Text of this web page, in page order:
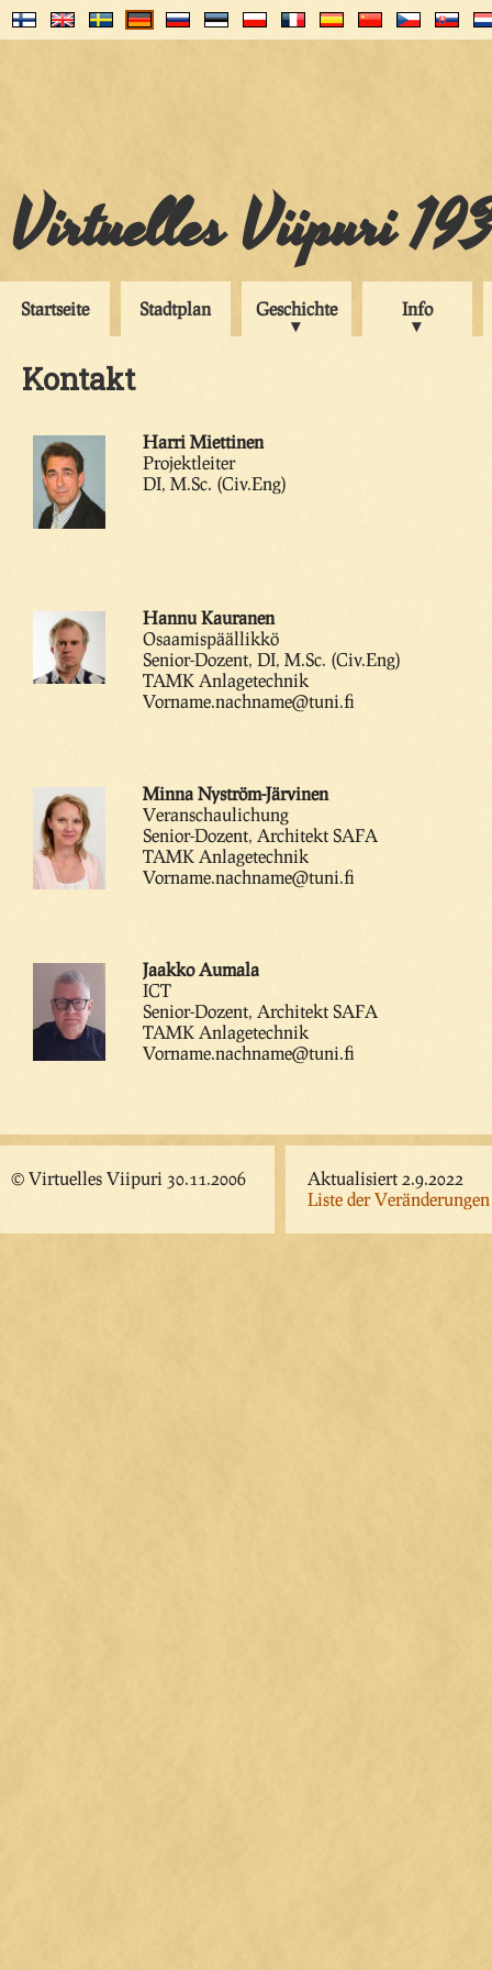
Virtuelles Viipuri
Startseite Stadtplan Geschichte Info
Kontakt
Harri Miettinen
Projektleiter
DI, M.Sc. (Civ.Eng)
Hannu Kauranen
Osaamispäällikkö
Senior-Dozent, DI, M.Sc. (Civ.Eng)
TAMK Anlagetechnik
Vorname.nachname@tuni.fi
Minna Nyström-Järvinen
Veranschaulichung
Senior-Dozent, Architekt SAFA
TAMK Anlagetechnik
Vorname.nachname@tuni.fi
Jaakko Aumala
ICT
Senior-Dozent, Architekt SAFA
TAMK Anlagetechnik
Vorname.nachname@tuni.fi
© Virtuelles Viipuri 30.11.2006
Aktualisiert 2.9.2022
Liste der Veränderungen